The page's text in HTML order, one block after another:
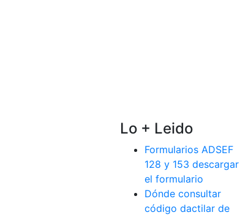
Lo + Leido
Formularios ADSEF
128 y 153 descargar
el formulario
Dónde consultar
código dactilar de